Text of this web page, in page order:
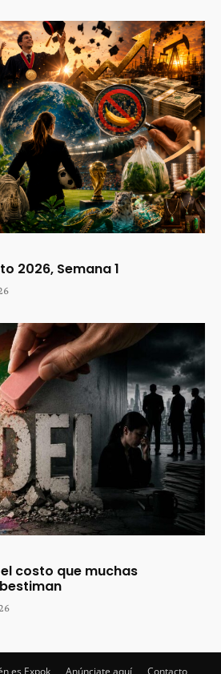
2026, Semana 1
costo que muchas